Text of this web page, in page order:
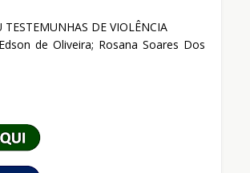
TESTEMUNHAS DE VIOLÊNCIA
de Oliveira; Rosana Soares Dos